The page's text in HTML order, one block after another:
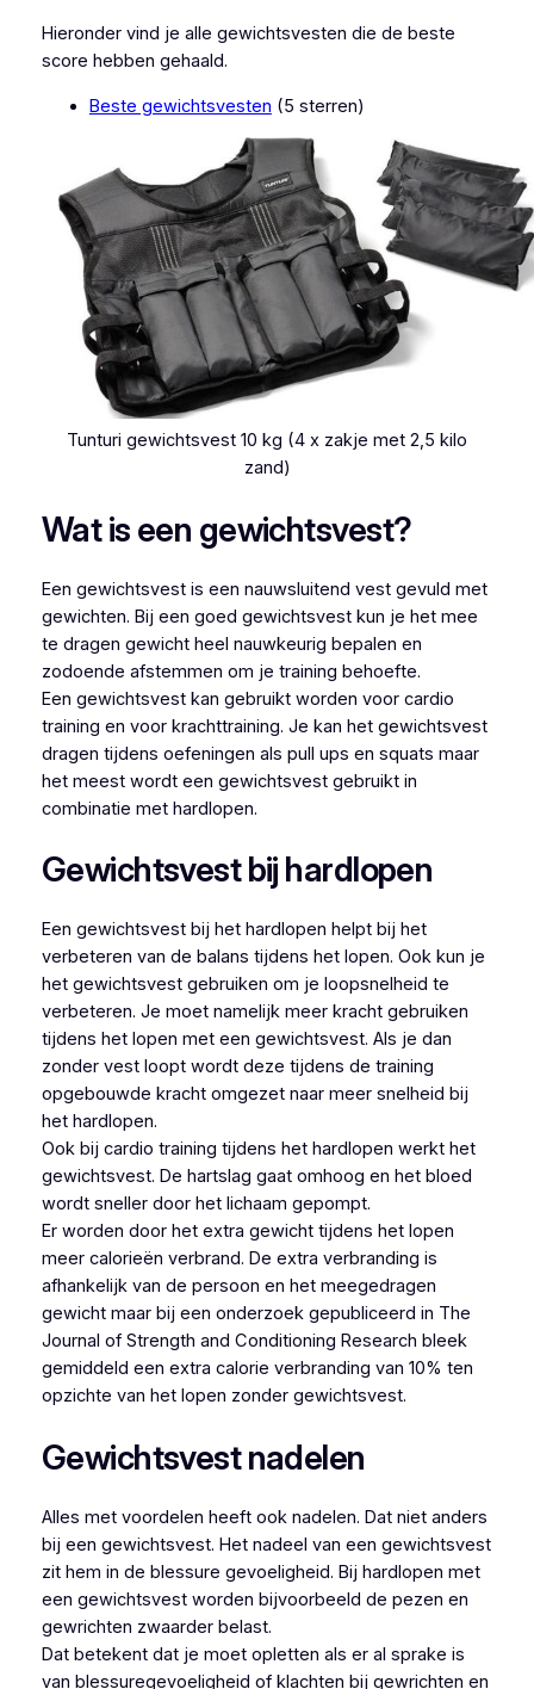
Hieronder vind je alle gewichtsvesten die de beste
score hebben gehaald.
Beste gewichtsvesten (5 sterren)
Tunturi gewichtsvest 10 kg (4 x zakje met 2,5 kilo
zand)
Wat is een gewichtsvest?
Een gewichtsvest is een nauwsluitend vest gevuld met
gewichten. Bij een goed gewichtsvest kun je het mee
te dragen gewicht heel nauwkeurig bepalen en
zodoende afstemmen om je training behoefte.
Een gewichtsvest kan gebruikt worden voor cardio
training en voor krachttraining. Je kan het gewichtsvest
dragen tijdens oefeningen als pull ups en squats maar
het meest wordt een gewichtsvest gebruikt in
combinatie met hardlopen.
Gewichtsvest bij hardlopen
Een gewichtsvest bij het hardlopen helpt bij het
verbeteren van de balans tijdens het lopen. Ook kun je
het gewichtsvest gebruiken om je loopsnelheid te
verbeteren. Je moet namelijk meer kracht gebruiken
tijdens het lopen met een gewichtsvest. Als je dan
zonder vest loopt wordt deze tijdens de training
opgebouwde kracht omgezet naar meer snelheid bij
het hardlopen.
Ook bij cardio training tijdens het hardlopen werkt het
gewichtsvest. De hartslag gaat omhoog en het bloed
wordt sneller door het lichaam gepompt.
Er worden door het extra gewicht tijdens het lopen
meer calorieën verbrand. De extra verbranding is
afhankelijk van de persoon en het meegedragen
gewicht maar bij een onderzoek gepubliceerd in The
Journal of Strength and Conditioning Research bleek
gemiddeld een extra calorie verbranding van 10% ten
opzichte van het lopen zonder gewichtsvest.
Gewichtsvest nadelen
Alles met voordelen heeft ook nadelen. Dat niet anders
bij een gewichtsvest. Het nadeel van een gewichtsvest
zit hem in de blessure gevoeligheid. Bij hardlopen met
een gewichtsvest worden bijvoorbeeld de pezen en
gewrichten zwaarder belast.
Dat betekent dat je moet opletten als er al sprake is
van blessuregevoeligheid of klachten bij gewrichten en